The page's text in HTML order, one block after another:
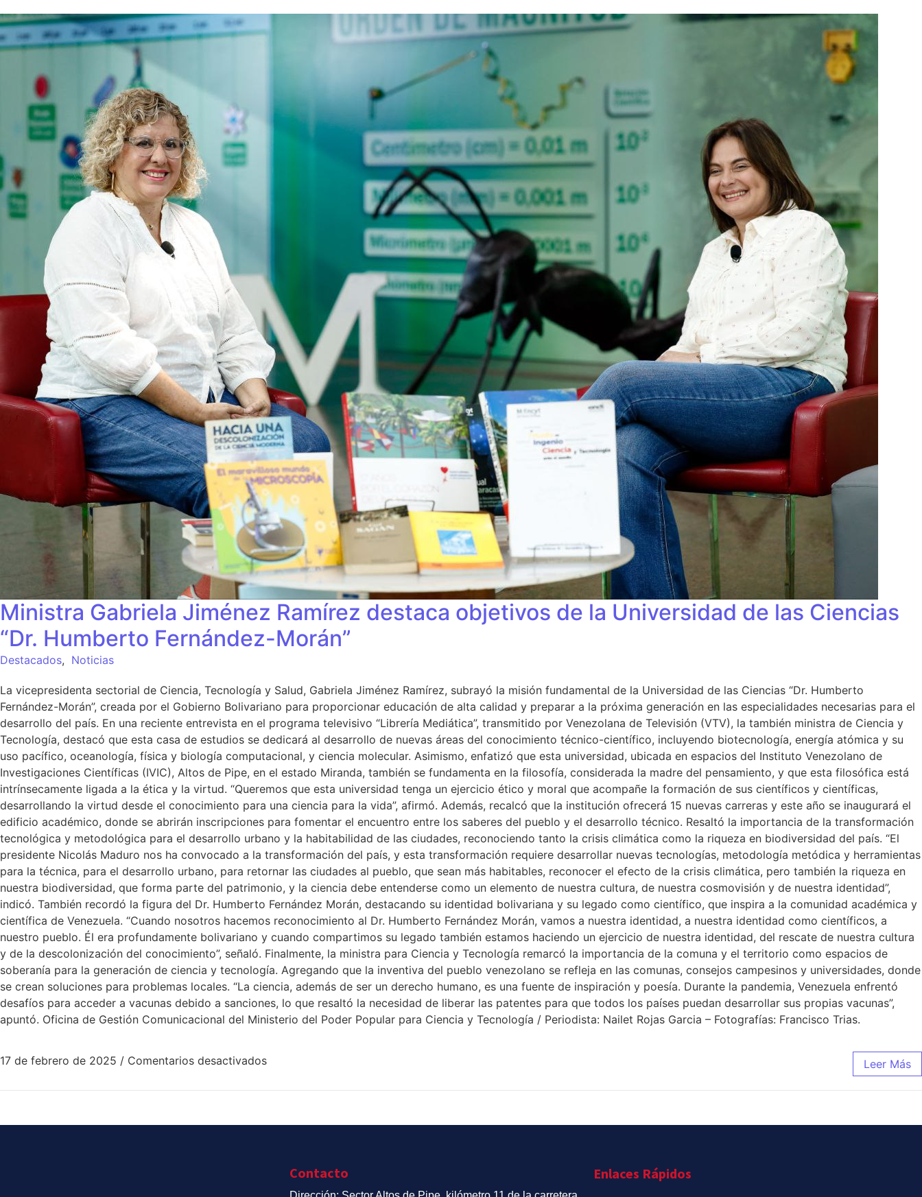
Ministra Gabriela Jiménez Ramírez destaca objetivos de la Universidad de las Ciencias
“Dr. Humberto Fernández-Morán”
Destacados, Noticias
La vicepresidenta sectorial de Ciencia, Tecnología y Salud, Gabriela Jiménez Ramírez, subrayó la misión fundamental de la Universidad de las Ciencias “Dr. Humberto
Fernández-Morán”, creada por el Gobierno Bolivariano para proporcionar educación de alta calidad y preparar a la próxima generación en las especialidades necesarias para el
desarrollo del país. En una reciente entrevista en el programa televisivo “Librería Mediática”, transmitido por Venezolana de Televisión (VTV), la también ministra de Ciencia y
Tecnología, destacó que esta casa de estudios se dedicará al desarrollo de nuevas áreas del conocimiento técnico-científico, incluyendo biotecnología, energía atómica y su
uso pacífico, oceanología, física y biología computacional, y ciencia molecular. Asimismo, enfatizó que esta universidad, ubicada en espacios del Instituto Venezolano de
Investigaciones Científicas (IVIC), Altos de Pipe, en el estado Miranda, también se fundamenta en la filosofía, considerada la madre del pensamiento, y que esta filosófica está
intrínsecamente ligada a la ética y la virtud. “Queremos que esta universidad tenga un ejercicio ético y moral que acompañe la formación de sus científicos y científicas,
desarrollando la virtud desde el conocimiento para una ciencia para la vida”, afirmó. Además, recalcó que la institución ofrecerá 15 nuevas carreras y este año se inaugurará el
edificio académico, donde se abrirán inscripciones para fomentar el encuentro entre los saberes del pueblo y el desarrollo técnico. Resaltó la importancia de la transformación
tecnológica y metodológica para el desarrollo urbano y la habitabilidad de las ciudades, reconociendo tanto la crisis climática como la riqueza en biodiversidad del país. “El
presidente Nicolás Maduro nos ha convocado a la transformación del país, y esta transformación requiere desarrollar nuevas tecnologías, metodología metódica y herramientas
para la técnica, para el desarrollo urbano, para retornar las ciudades al pueblo, que sean más habitables, reconocer el efecto de la crisis climática, pero también la riqueza en
nuestra biodiversidad, que forma parte del patrimonio, y la ciencia debe entenderse como un elemento de nuestra cultura, de nuestra cosmovisión y de nuestra identidad”,
indicó. También recordó la figura del Dr. Humberto Fernández Morán, destacando su identidad bolivariana y su legado como científico, que inspira a la comunidad académica y
científica de Venezuela. “Cuando nosotros hacemos reconocimiento al Dr. Humberto Fernández Morán, vamos a nuestra identidad, a nuestra identidad como científicos, a
nuestro pueblo. Él era profundamente bolivariano y cuando compartimos su legado también estamos haciendo un ejercicio de nuestra identidad, del rescate de nuestra cultura
y de la descolonización del conocimiento”, señaló. Finalmente, la ministra para Ciencia y Tecnología remarcó la importancia de la comuna y el territorio como espacios de
soberanía para la generación de ciencia y tecnología. Agregando que la inventiva del pueblo venezolano se refleja en las comunas, consejos campesinos y universidades, donde
se crean soluciones para problemas locales. “La ciencia, además de ser un derecho humano, es una fuente de inspiración y poesía. Durante la pandemia, Venezuela enfrentó
desafíos para acceder a vacunas debido a sanciones, lo que resaltó la necesidad de liberar las patentes para que todos los países puedan desarrollar sus propias vacunas”,
apuntó. Oficina de Gestión Comunicacional del Ministerio del Poder Popular para Ciencia y Tecnología / Periodista: Nailet Rojas Garcia – Fotografías: Francisco Trias.
17 de febrero de 2025 / Comentarios desactivados Leer Más
Contacto Enlaces Rápidos